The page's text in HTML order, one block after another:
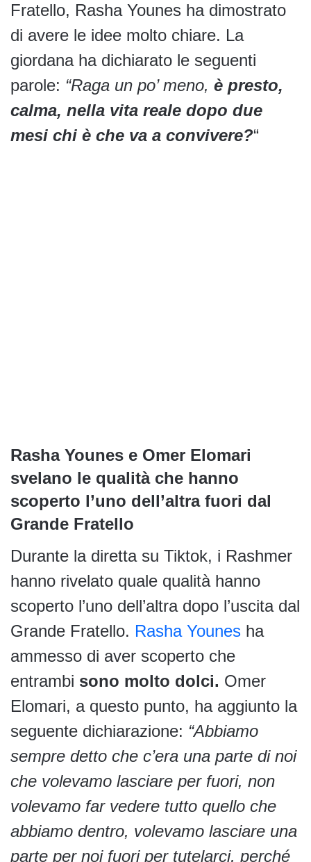
Fratello, Rasha Younes ha dimostrato
di avere le idee molto chiare. La
giordana ha dichiarato le seguenti
parole: “Raga un po’ meno, è presto,
calma, nella vita reale dopo due
mesi chi è che va a convivere?“
Rasha Younes e Omer Elomari
svelano le qualità che hanno
scoperto l’uno dell’altra fuori dal
Grande Fratello
Durante la diretta su Tiktok, i Rashmer
hanno rivelato quale qualità hanno
scoperto l’uno dell’altra dopo l’uscita dal
Grande Fratello. Rasha Younes ha
ammesso di aver scoperto che
entrambi sono molto dolci. Omer
Elomari, a questo punto, ha aggiunto la
seguente dichiarazione: “Abbiamo
sempre detto che c’era una parte di noi
che volevamo lasciare per fuori, non
volevamo far vedere tutto quello che
abbiamo dentro, volevamo lasciare una
parte per noi fuori per tutelarci, perché